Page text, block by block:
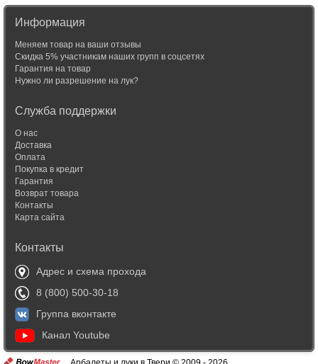
Информация
Меняем товар на ваши отзывы
Скидка 5% участникам наших групп в соцсетях
Гарантия на товар
Нужно ли разрешение на лук?
Служба поддержки
О нас
Доставка
Оплата
Покупка в кредит
Гарантия
Возврат товара
Контакты
Карта сайта
Контакты
Адрес и схема прохода
8 (800) 500-30-18
Группа вконтакте
Канал Youtube